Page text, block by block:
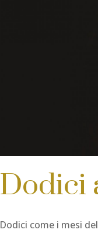
Dodici
Dodici come i mesi